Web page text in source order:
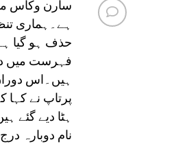
سارن وکاس
ہے۔ہماری
حذف ہو گیا
فہرست میں
ہیں۔اس
ہٹا دیے گئے
نام دوبارہ